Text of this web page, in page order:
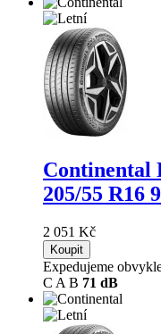
Continental
205/55 R16
2 051 Kč
Koupit
Expedujeme
C A B 71 dB